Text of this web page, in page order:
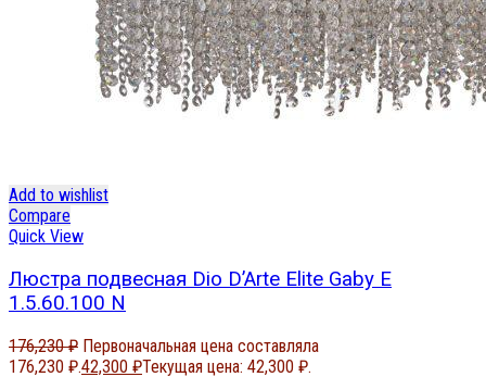
Add to wishlist
Compare
Quick View
Люстра подвесная Dio D’Arte Elite Gaby E
1.5.60.100 N
176,230₽ Первоначальная цена составляла
176,230 ₽.42,300 ₽Текущая цена: 42,300 ₽.